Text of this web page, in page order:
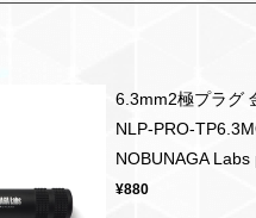
6.3mm2極プラグ
NLP-PRO-
NOBUNAGA
¥880